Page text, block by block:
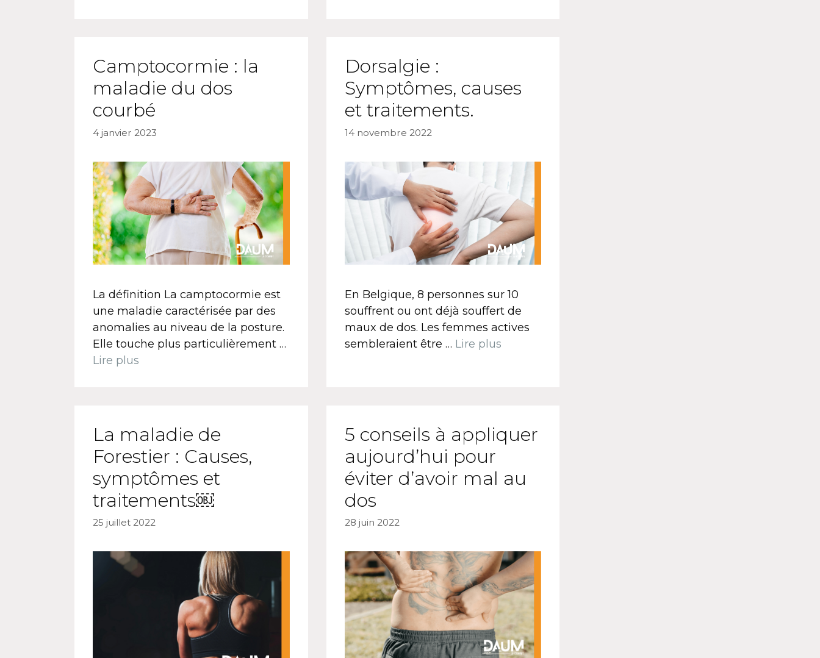
Camptocormie : la
maladie du dos
courbé
4 janvier 2023
La définition La camptocormie est
une maladie caractérisée par des
anomalies au niveau de la posture.
Elle touche plus particulièrement …
Lire plus
Dorsalgie :
Symptômes, causes
et traitements.
14 novembre 2022
En Belgique, 8 personnes sur 10
souffrent ou ont déjà souffert de
maux de dos. Les femmes actives
sembleraient être … Lire plus
La maladie de
Forestier : Causes,
symptômes et
traitements￼
25 juillet 2022
5 conseils à appliquer
aujourd’hui pour
éviter d’avoir mal au
dos
28 juin 2022